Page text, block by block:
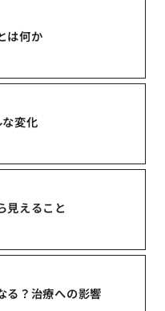
は何か
変化
見えること
る？治療への影響